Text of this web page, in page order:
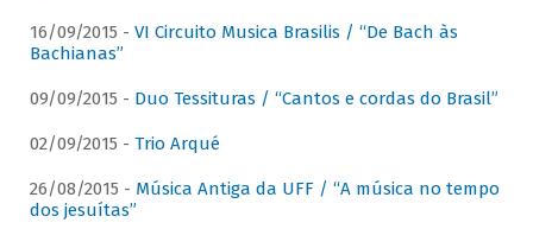
16/09/2015 - VI Circuito Musica Brasilis / “De Bach às
Bachianas”
09/09/2015 - Duo Tessituras / “Cantos e cordas do Brasil”
02/09/2015 - Trio Arqué
26/08/2015 - Música Antiga da UFF / “A música no tempo
dos jesuítas”